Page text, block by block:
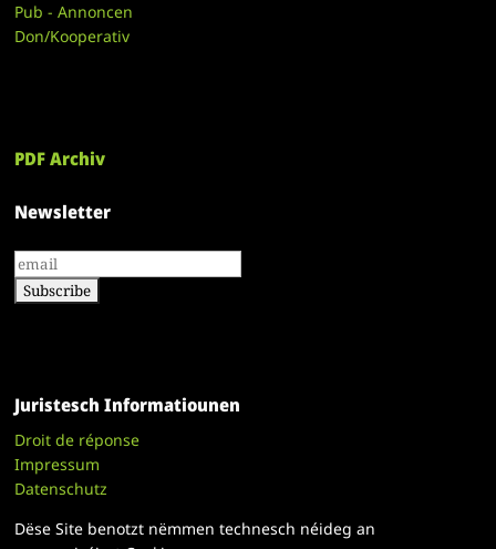
Pub - Annoncen
Don/Kooperativ
PDF Archiv
Newsletter
Juristesch Informatiounen
Droit de réponse
Impressum
Datenschutz
Dëse Site benotzt nëmmen technesch néideg an